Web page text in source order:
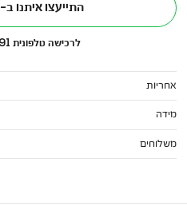
התייעצו איתנו ב-
לרכישה טלפונית 073-2390991
אחריות
מידה
משלוחים